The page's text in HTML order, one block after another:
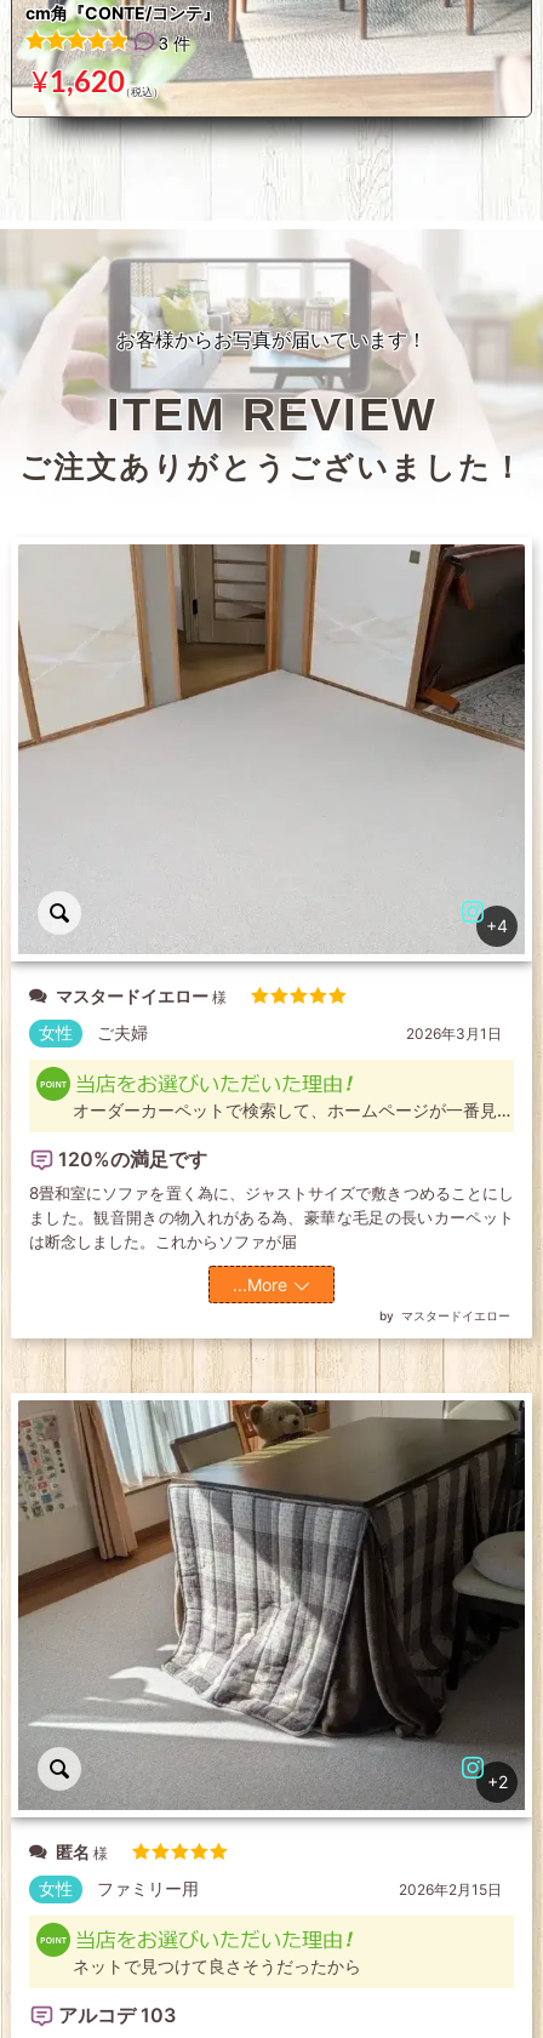
cm角『CONTE/コンテ』
3
件の利用者評価に基づく5段階評価のうち、5.00点
3 件
¥1,620
お客様からお写真が届いています！
ITEM REVIEW
ご注文ありがとうございました！
+4
マスタードイエロー
2026年3月1日
マスタードイエロー
女性 ご夫婦
オーダーカーペットで検索して、ホームページが一番見や
すかったので
120%の満足です
8畳和室にソファを置く為に、ジャストサイズで敷きつめることにし
ました。観音開きの物入れがある為、豪華な毛足の長いカーペット
は断念しました。これからソファが届
...More
+2
匿名
評価
2026年2月15日
女性 ファミリー用
ネットで見つけて良さそうだったから
アルコデ 103